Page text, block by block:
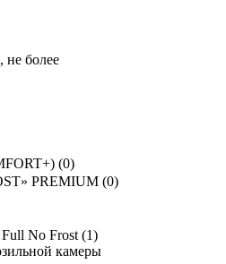
не более
(0)
PREMIUM (0)
No Frost (1)
камеры